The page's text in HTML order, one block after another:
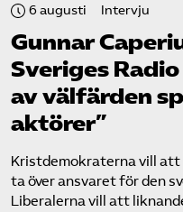
6 augusti Intervju
Gunnar
Sveriges
av välfärden
aktörer”
Kristdemokraterna vill
ta över ansvaret för den
Liberalerna vill att